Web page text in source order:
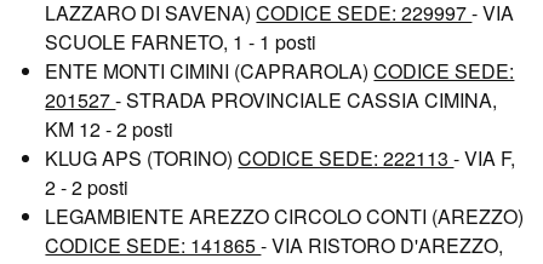
LAZZARO DI SAVENA)CODICE SEDE: 229997- VIA
SCUOLE FARNETO, 1 - 1 posti
ENTE MONTI CIMINI (CAPRAROLA)CODICE SEDE:
201527- STRADA PROVINCIALE CASSIA CIMINA,
KM 12 - 2 posti
KLUG APS (TORINO)CODICE SEDE: 222113- VIA F,
2 - 2 posti
LEGAMBIENTE AREZZO CIRCOLO CONTI (AREZZO)
CODICE SEDE: 141865- VIA RISTORO D'AREZZO,